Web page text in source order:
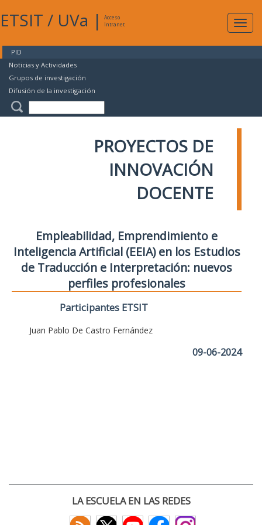
ETSIT / UVa |
Acceso
Intranet
PID
Noticias y Actividades
Grupos de investigación
Difusión de la investigación
PROYECTOS DE
INNOVACIÓN
DOCENTE
Empleabilidad, Emprendimiento e
Inteligencia Artificial (EEIA) en los Estudios
de Traducción e Interpretación: nuevos
perfiles profesionales
Participantes ETSIT
Juan Pablo De Castro Fernández
09-06-2024
LA ESCUELA EN LAS REDES